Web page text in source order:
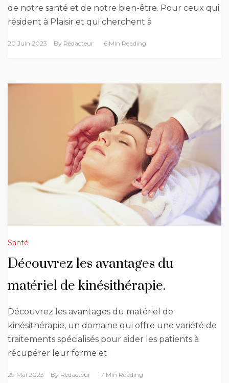
de notre santé et de notre bien-être. Pour ceux qui
résident à Plaisir et qui cherchent à
20 Juin 2023 By Rédacteur 6 Min Reading
Santé
Découvrez les avantages du
matériel de kinésithérapie.
Découvrez les avantages du matériel de
kinésithérapie, un domaine qui offre une variété de
traitements spécialisés pour aider les patients à
récupérer leur forme et
29 Mai 2023 By Rédacteur 7 Min Reading